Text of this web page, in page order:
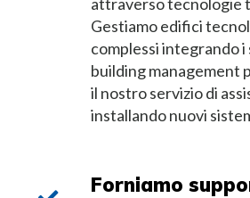
Gestiamo edifici
complessi integrando i
building management
il nostro servizio di
installando nuovi
Forniamo